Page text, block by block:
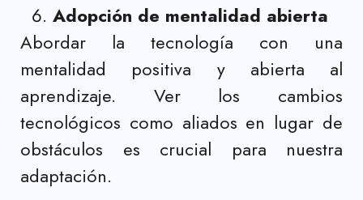
Adopción de mentalidad abierta
Abordar la tecnología con una
mentalidad positiva y abierta al
aprendizaje. Ver los cambios
tecnológicos como aliados en lugar de
obstáculos es crucial para nuestra
adaptación.